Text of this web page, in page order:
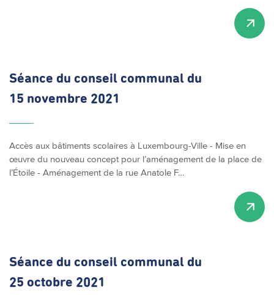
Séance du conseil communal du
15 novembre 2021
Accès aux bâtiments scolaires à Luxembourg-Ville - Mise en
œuvre du nouveau concept pour l’aménagement de la place de
l’Étoile - Aménagement de la rue Anatole F…
Séance du conseil communal du
25 octobre 2021